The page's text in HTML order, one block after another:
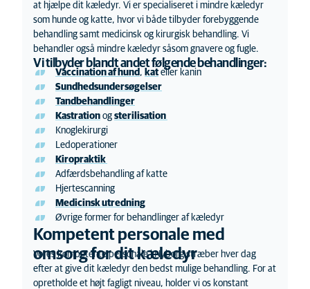
at hjælpe dit kæledyr. Vi er specialiseret i mindre kæledyr
som hunde og katte, hvor vi både tilbyder forebyggende
behandling samt medicinsk og kirurgisk behandling. Vi
behandler også mindre kæledyr såsom gnavere og fugle.
Vi tilbyder blandt andet følgende behandlinger:
Vaccination af hund , kat eller kanin
Sundhedsundersøgelser
Tandbehandlinger
Kastration og sterilisation
Knoglekirurgi
Ledoperationer
Kiropraktik
Adfærdsbehandling af katte
Hjertescanning
Medicinskutredning
Øvrige former for behandlinger af kæledyr
Kompetent personale med
omsorg for dit kæledyr
Vores kompetente personale i Nyborg stræber hver dag
efter at give dit kæledyr den bedst mulige behandling. For at
opretholde et højt fagligt niveau, holder vi os konstant